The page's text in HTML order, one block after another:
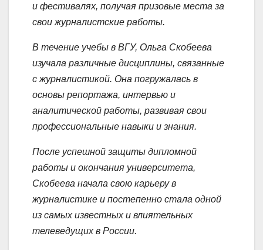
и фестивалях, получая призовые места за
свои журналистские работы.
В течение учебы в ВГУ, Ольга Скобеева
изучала различные дисциплины, связанные
с журналистикой. Она погружалась в
основы репортажа, интервью и
аналитической работы, развивая свои
профессиональные навыки и знания.
После успешной защиты дипломной
работы и окончания университета,
Скобеева начала свою карьеру в
журналистике и постепенно стала одной
из самых известных и влиятельных
телеведущих в России.